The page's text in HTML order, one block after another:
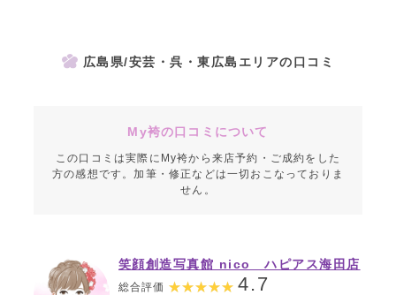
広島県/安芸・呉・東広島エリアの口コミ
My袴の口コミについて
この口コミは実際にMy袴から来店予約・ご成約をした
方の感想です。加筆・修正などは一切おこなっておりま
せん。
笑顔創造写真館 nico ハピアス海田店
総合評価 4.7